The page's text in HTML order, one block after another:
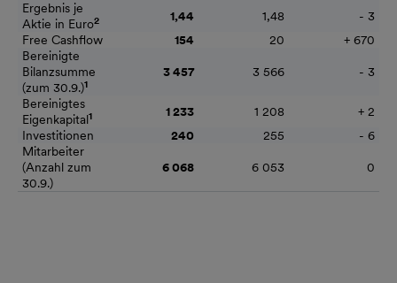
Ergebnis je
Aktie in Euro2 1,44 1,48
- 3
Free Cashflow
154 20
+ 670
Bereinigte
Bilanzsumme
(zum 30.9.)1
3 457 3 566 - 3
Bereinigtes
Eigenkapital1 1 233 1 208
+ 2
Investitionen
240 255
- 6
Mitarbeiter
(Anzahl zum
30.9.)
6 068 6 053 0